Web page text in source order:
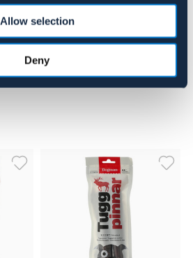
Allow selection
Deny
DOGMAN
Lickin Layers slow feeder
299 kr